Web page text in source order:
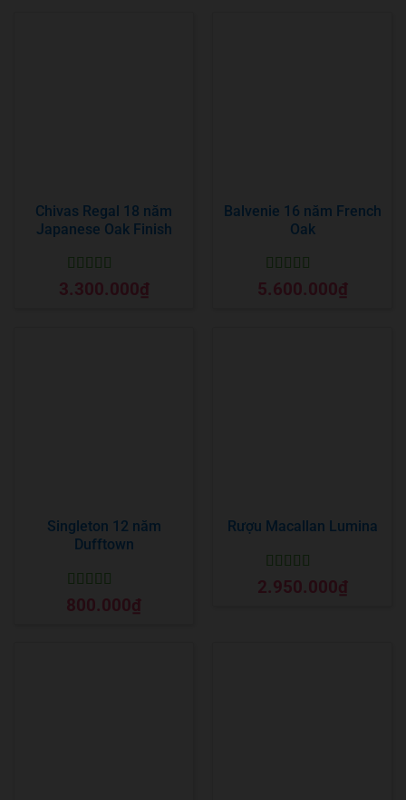
Chivas Regal 18 năm
Japanese Oak Finish
Được xếp
hạng55 sao
3.300.000₫
Balvenie 16 năm French
Oak
Được xếp
hạng55 sao
5.600.000₫
Singleton 12 năm
Dufftown
Được xếp
hạng55 sao
800.000₫
Rượu Macallan Lumina
Được xếp
hạng55 sao
2.950.000₫